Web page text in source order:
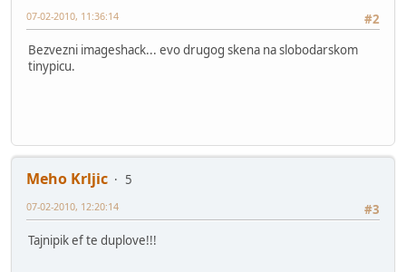
#2
07-02-2010, 11:36:14
Bezvezni imageshack... evo drugog skena na slobodarskom
tinypicu.
Meho Krljic
5
#3
07-02-2010, 12:20:14
Tajnipik ef te duplove!!!